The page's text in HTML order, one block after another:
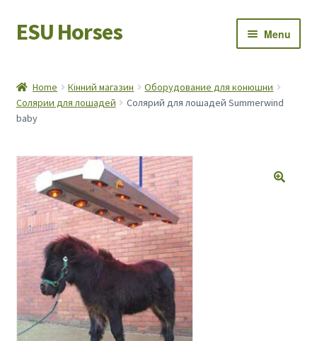
Skip
to
Skip
to
ESU Horses Menu
Latest news
My account
Home Кінний магазин
Оборудование для конюшни
Солярии для лошадей
Солярий для лошадей Summerwind
baby